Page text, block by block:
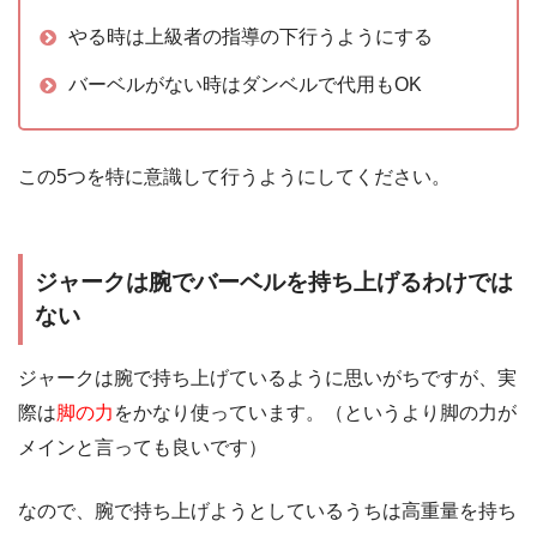
やる時は上級者の指導の下行うようにする
バーベルがない時はダンベルで代用もOK
この5つを特に意識して行うようにしてください。
ジャークは腕でバーベルを持ち上げるわけでは
ない
ジャークは腕で持ち上げているように思いがちですが、実
際は脚の力 をかなり使っています。（というより脚の力が
メインと言っても良いです）
なので、腕で持ち上げようとしているうちは高重量を持ち